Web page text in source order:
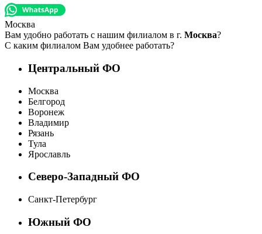
Москва
Вам удобно работать с нашим филиалом в г. Москва?
С каким филиалом Вам удобнее работать?
Центральный ФО
Москва
Белгород
Воронеж
Владимир
Рязань
Тула
Ярославль
Северо-Западный ФО
Санкт-Петербург
Южный ФО